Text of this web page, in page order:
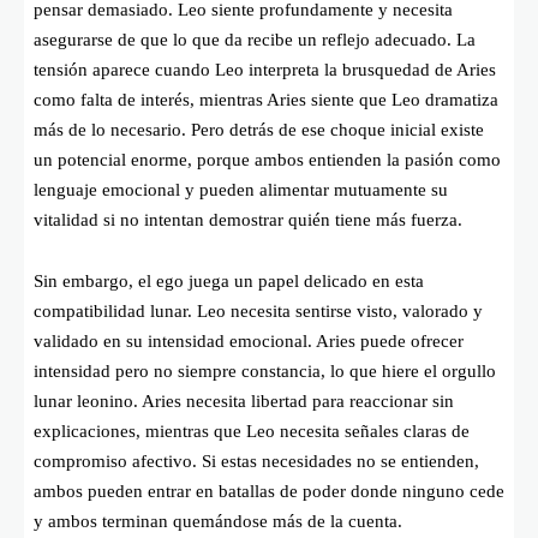
pensar demasiado. Leo siente profundamente y necesita
asegurarse de que lo que da recibe un reflejo adecuado. La
tensión aparece cuando Leo interpreta la brusquedad de Aries
como falta de interés, mientras Aries siente que Leo dramatiza
más de lo necesario. Pero detrás de ese choque inicial existe
un potencial enorme, porque ambos entienden la pasión como
lenguaje emocional y pueden alimentar mutuamente su
vitalidad si no intentan demostrar quién tiene más fuerza.
Sin embargo, el ego juega un papel delicado en esta
compatibilidad lunar. Leo necesita sentirse visto, valorado y
validado en su intensidad emocional. Aries puede ofrecer
intensidad pero no siempre constancia, lo que hiere el orgullo
lunar leonino. Aries necesita libertad para reaccionar sin
explicaciones, mientras que Leo necesita señales claras de
compromiso afectivo. Si estas necesidades no se entienden,
ambos pueden entrar en batallas de poder donde ninguno cede
y ambos terminan quemándose más de la cuenta.